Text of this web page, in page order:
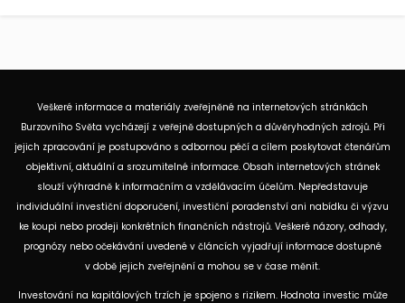
Veškeré informace a materiály zveřejněné na internetových stránkách
Burzovního Světa vycházejí z veřejně dostupných a důvěryhodných zdrojů. Při
jejich zpracování je postupováno s odbornou péčí a cílem poskytovat čtenářům
objektivní, aktuální a srozumitelné informace. Obsah internetových stránek
slouží výhradně k informačním a vzdělávacím účelům. Nepředstavuje
individuální investiční doporučení, investiční poradenství ani nabídku či výzvu
ke koupi nebo prodeji konkrétních finančních nástrojů. Veškeré názory, odhady,
prognózy nebo očekávání uvedené v článcích vyjadřují informace dostupné
v době jejich zveřejnění a mohou se v čase měnit.
Investování na kapitálových trzích je spojeno s rizikem. Hodnota investic může